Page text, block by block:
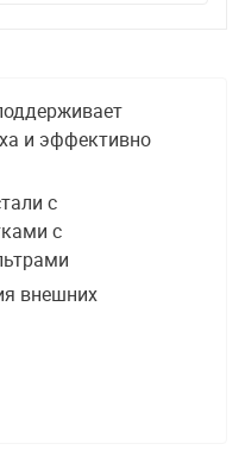
и эффективно
с
с
внешних